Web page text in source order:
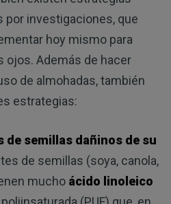
por investigaciones, que
hoy mismo para
ojos. Además de hacer
de almohadas, también
estrategias:
de semillas dañinos de su
de semillas (soya, canola,
mucho ácido linoleico